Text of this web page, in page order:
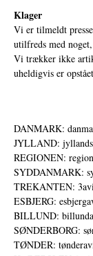
Klager
Vi er tilmeldt
utilfreds med
Vi trækker ikke
uheldigvis er
DANMARK:
JYLLAND:
REGIONEN:
SYDDANMARK:
TREKANTEN:
ESBJERG:
BILLUND:
SØNDERBORG:
TØNDER: